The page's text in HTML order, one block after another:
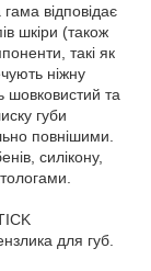
відповідає
шкіри (також
такі як
ніжну
шовковистий та
губи
повнішими.
силікону,
для губ.